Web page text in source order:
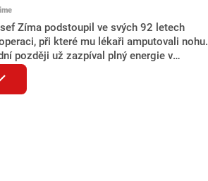
Zíma podstoupil ve svých 92 letech
při které mu lékaři amputovali nohu.
později už zazpíval plný energie v
Divadle U Hasičů na koncertě k 85. výročí
Vlacha. V exkluzivním rozhovoru,
pro ShowTime, prozradil, jak se mu daří